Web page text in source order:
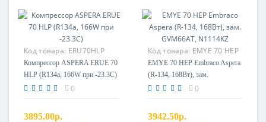
Код товара: ERU70HLP
Компрессор ASPERA ERUE 70
HLP (R134a, 166W при -23.3С)
0
3895.00р.
Код товара: EMYE 70 HEP
EMYE 70 HEP Embraco Aspera
(R-134, 168Вт), зам.
GVM66AT, N1114KZ
0
3942.50р.